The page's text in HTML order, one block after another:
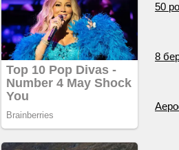
50
8